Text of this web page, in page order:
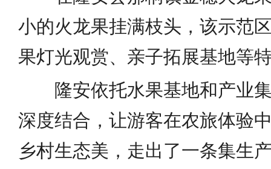
小的火龙果挂满枝头，该示范
果灯光观赏、亲子拓展基地等
隆安依托水果基地和产业集
深度结合，让游客在农旅体验
乡村生态美，走出了一条集生